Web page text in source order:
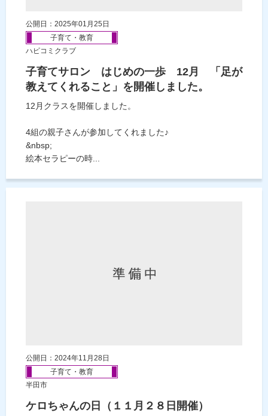
公開日：2025年01月25日
子育て・教育
ハピコミクラブ
子育てサロン はじめの一歩 12月 「足が
教えてくれること」を開催しました。
12月クラスを開催しました。
4組の親子さんが参加してくれました♪
&nbsp;
絵本セラピーの時...
公開日：2024年11月28日
子育て・教育
半田市
ケロちゃんの日（１１月２８日開催）